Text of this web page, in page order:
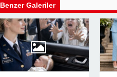
Benzer Galeriler